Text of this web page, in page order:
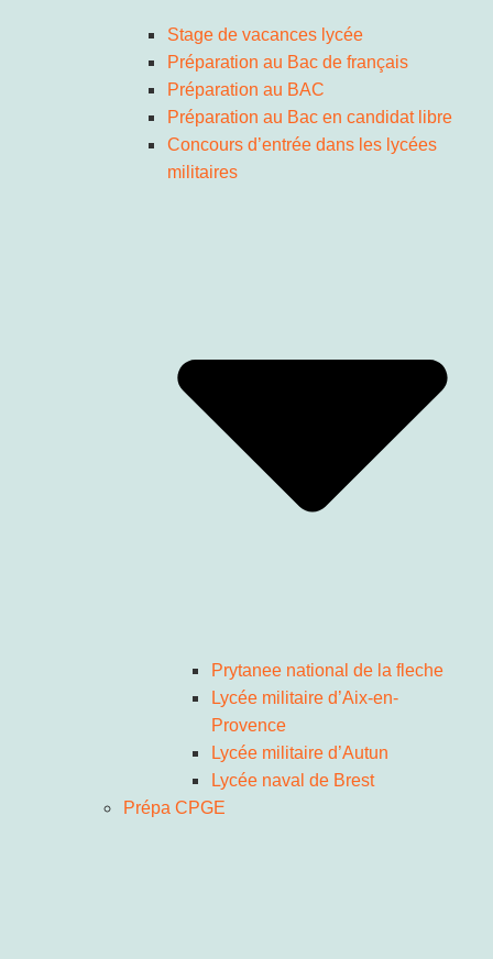
Stage de vacances lycée
Préparation au Bac de français
Préparation au BAC
Préparation au Bac en candidat libre
Concours d’entrée dans les lycées
militaires
Prytanee national de la fleche
Lycée militaire d’Aix-en-
Provence
Lycée militaire d’Autun
Lycée naval de Brest
Prépa CPGE